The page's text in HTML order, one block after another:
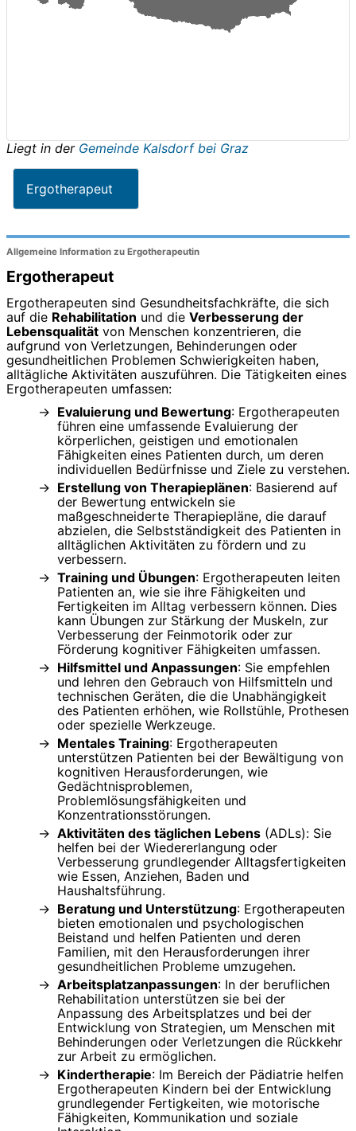
Liegt in der Gemeinde Kalsdorf bei Graz
Ergotherapeut
Allgemeine Information zu Ergotherapeutin
Ergotherapeut
Ergotherapeuten sind Gesundheitsfachkräfte, die sich
auf die Rehabilitation und die Verbesserung der
Lebensqualität von Menschen konzentrieren, die
aufgrund von Verletzungen, Behinderungen oder
gesundheitlichen Problemen Schwierigkeiten haben,
alltägliche Aktivitäten auszuführen. Die Tätigkeiten eines
Ergotherapeuten umfassen:
Evaluierung und Bewertung: Ergotherapeuten
führen eine umfassende Evaluierung der
körperlichen, geistigen und emotionalen
Fähigkeiten eines Patienten durch, um deren
individuellen Bedürfnisse und Ziele zu verstehen.
Erstellung von Therapieplänen: Basierend auf
der Bewertung entwickeln sie
maßgeschneiderte Therapiepläne, die darauf
abzielen, die Selbstständigkeit des Patienten in
alltäglichen Aktivitäten zu fördern und zu
verbessern.
Training und Übungen: Ergotherapeuten leiten
Patienten an, wie sie ihre Fähigkeiten und
Fertigkeiten im Alltag verbessern können. Dies
kann Übungen zur Stärkung der Muskeln, zur
Verbesserung der Feinmotorik oder zur
Förderung kognitiver Fähigkeiten umfassen.
Hilfsmittel und Anpassungen: Sie empfehlen
und lehren den Gebrauch von Hilfsmitteln und
technischen Geräten, die die Unabhängigkeit
des Patienten erhöhen, wie Rollstühle, Prothesen
oder spezielle Werkzeuge.
Mentales Training: Ergotherapeuten
unterstützen Patienten bei der Bewältigung von
kognitiven Herausforderungen, wie
Gedächtnisproblemen,
Problemlösungsfähigkeiten und
Konzentrationsstörungen.
Aktivitäten des täglichen Lebens (ADLs): Sie
helfen bei der Wiedererlangung oder
Verbesserung grundlegender Alltagsfertigkeiten
wie Essen, Anziehen, Baden und
Haushaltsführung.
Beratung und Unterstützung: Ergotherapeuten
bieten emotionalen und psychologischen
Beistand und helfen Patienten und deren
Familien, mit den Herausforderungen ihrer
gesundheitlichen Probleme umzugehen.
Arbeitsplatzanpassungen: In der beruflichen
Rehabilitation unterstützen sie bei der
Anpassung des Arbeitsplatzes und bei der
Entwicklung von Strategien, um Menschen mit
Behinderungen oder Verletzungen die Rückkehr
zur Arbeit zu ermöglichen.
Kindertherapie: Im Bereich der Pädiatrie helfen
Ergotherapeuten Kindern bei der Entwicklung
grundlegender Fertigkeiten, wie motorische
Fähigkeiten, Kommunikation und soziale